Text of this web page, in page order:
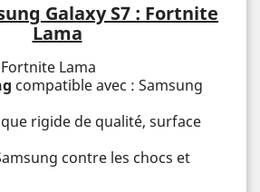
Galaxy S7 : Fortnite
Lama
Lama
compatible avec : Samsung
rigide de qualité, surface
contre les chocs et